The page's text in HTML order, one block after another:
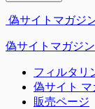
偽サイトマガジ
偽サイトマガジ
フィルタリ
偽サイト マ
販売ページ